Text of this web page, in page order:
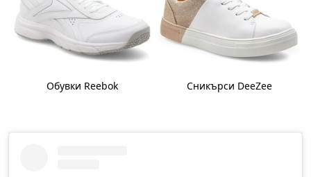
Обувки Reebok Сникърси DeeZee